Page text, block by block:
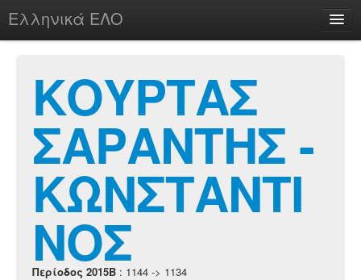
Ελληνικά ΕΛΟ
chesstu.be @ discord
Login
ΚΟΥΡΤΑΣ
ΣΑΡΑΝΤΗΣ -
ΚΩΝΣΤΑΝΤΙ
ΝΟΣ
Περίοδος 2015B : 1144 -> 1134